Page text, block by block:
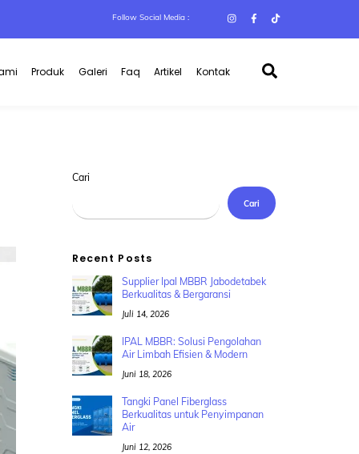
Follow Social Media :
Produk Galeri Faq Artikel Kontak
Cari
Cari
Recent Posts
Supplier Ipal MBBR Jabodetabek
Berkualitas & Bergaransi
Juli 14, 2026
IPAL MBBR: Solusi Pengolahan
Air Limbah Efisien & Modern
Juni 18, 2026
Tangki Panel Fiberglass
Berkualitas untuk Penyimpanan
Air
Juni 12, 2026